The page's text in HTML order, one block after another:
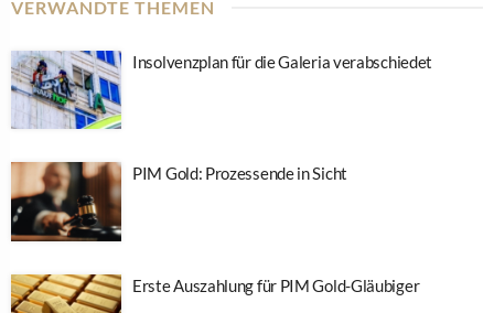
VERWANDTE THEMEN
Insolvenzplan für die Galeria verabschiedet
PIM Gold: Prozessende in Sicht
Erste Auszahlung für PIM Gold-Gläubiger